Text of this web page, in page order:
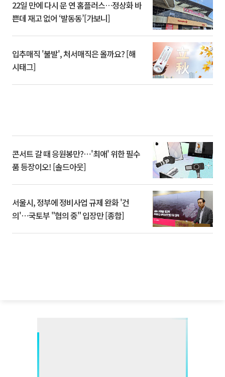
22일 만에 다시 문 연 홈플러스…정상화 바
쁜데 재고 없어 ‘발동동’[가보니]
입추매직 '불발', 처서매직은 올까요? [해
시태그]
콘서트 갈 때 응원봉만?⋯'최애' 위한 필수
품 등장이오! [솔드아웃]
서울시, 정부에 정비사업 규제 완화 '건
의'⋯국토부 "협의 중" 입장만 [종합]